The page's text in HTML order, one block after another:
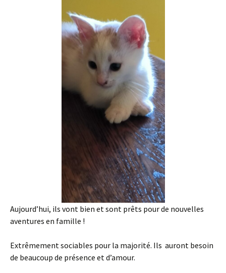
Aujourd’hui, ils vont bien et sont prêts pour de nouvelles
aventures en famille !
Extrêmement sociables pour la majorité. Ils auront besoin
de beaucoup de présence et d’amour.